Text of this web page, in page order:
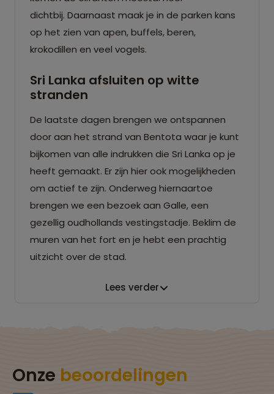
dichtbij. Daarnaast maak je in de parken kans
op het zien van apen, buffels, beren,
krokodillen en veel vogels.
Sri Lanka afsluiten op witte
stranden
De laatste dagen brengen we ontspannen
door aan het strand van Bentota waar je kunt
bijkomen van alle indrukken die Sri Lanka op je
heeft gemaakt. Er zijn hier ook mogelijkheden
om actief te zijn. Onderweg hiernaartoe
brengen we een bezoek aan Galle, een
gezellig oudhollands vestingstadje. Beklim de
muren van het fort en je hebt een prachtig
uitzicht over de stad.
Lees verder
Onze beoordelingen